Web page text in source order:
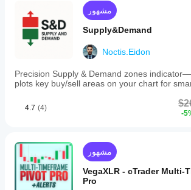
user
preferences.
ملف تعريف المؤشر
الدعم
والمقاومة
المخرجات
متطلبات
البيانات
أعمدة السعر فقط
مشهور
Supply&Demand
Noctis.Eidon
Precision Supply & Demand zones
plots key buy/sell areas on your chart for
4.7 (4)
-
مشهور
VegaXLR - cTrader Multi-
Pro